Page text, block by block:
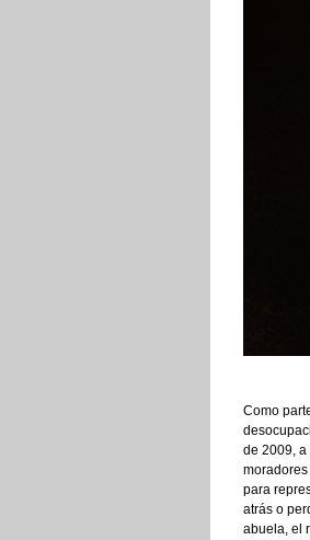
Como
de 2009,
para
atrás o
abuela, el